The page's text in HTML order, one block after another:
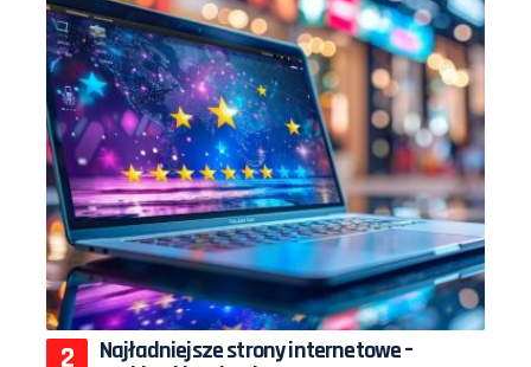
Najładniejsze strony internetowe –